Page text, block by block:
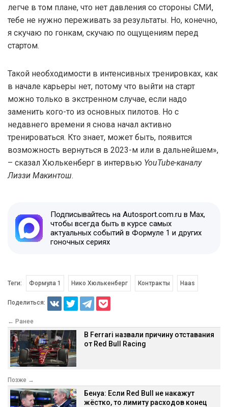
легче в том плане, что нет давления со стороны СМИ,
тебе не нужно переживать за результаты. Но, конечно,
я скучаю по гонкам, скучаю по ощущениям перед
стартом.
Такой необходимости в интенсивных тренировках, как
в начале карьеры нет, потому что выйти на старт
можно только в экстренном случае, если надо
заменить кого-то из основных пилотов. Но с
недавнего времени я снова начал активно
тренироваться. Кто знает, может быть, появится
возможность вернуться в 2023-м или в дальнейшем»,
– сказал Хюлькенберг в интервью YouTube-каналу
Лиззи Макинтош.
Подписывайтесь на Autosport.com.ru в Max,
чтобы всегда быть в курсе самых
актуальных событий в Формуле 1 и других
гоночных сериях
Теги: Формула 1 Нико Хюлькенберг Контракты Haas
Поделиться:
← Ранее
В Ferrari назвали причину отставания
от Red Bull Racing
Позже →
Бенуа: Если Red Bull не накажут
жёстко, то лимиту расходов конец